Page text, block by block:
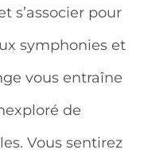
s’associer pour
symphonies et
vous entraîne
de
Vous sentirez